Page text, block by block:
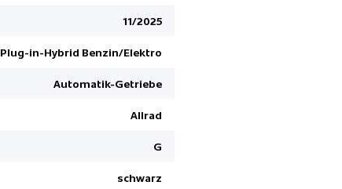
11/2025
Plug-in-Hybrid Benzin/Elektro
Automatik-Getriebe
Allrad
G
schwarz